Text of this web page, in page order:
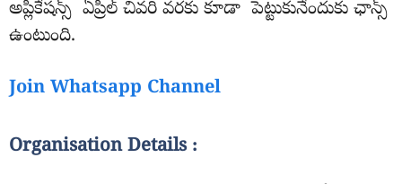
అప్లికేషన్స్ ఏప్రిల్ చివరి వరకు కూడా పెట్టుకునేందుకు ఛాన్స్
ఉంటుంది.
Join Whatsapp Channel
Organisation Details :